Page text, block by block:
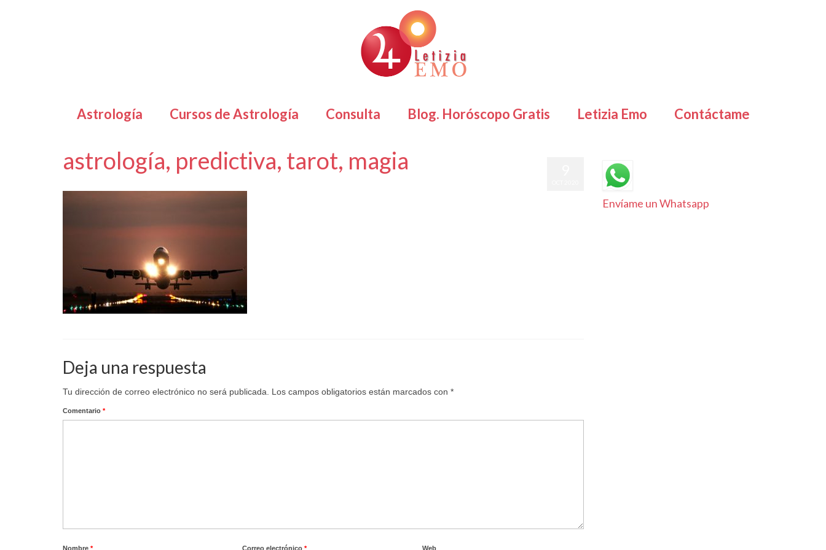
Astrología Cursos de Astrología Consulta Blog. Horóscopo Gratis Letizia Emo Contáctame
astrología, predictiva, tarot, magia
Deja una respuesta
Tu dirección de correo electrónico no será publicada. Los campos obligatorios están marcados con *
Comentario *
Nombre * Correo electrónico* Web
Envíame un Whatsapp